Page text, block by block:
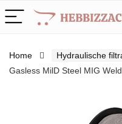
Home Hydraulische
Gasless MilD Steel MIG